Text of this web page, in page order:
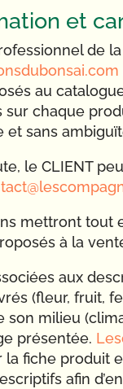
et
de
au
sur chaque
et sans
le CLIENT
mettront tout
à la
aux
(fleur, fruit,
son milieu
présentée.
la fiche produit
afin